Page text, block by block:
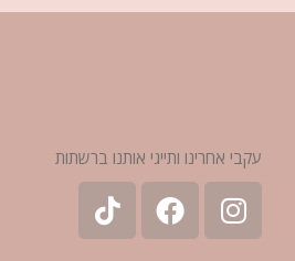
עקבי אחרינו ותייגי אותנו ברשתות